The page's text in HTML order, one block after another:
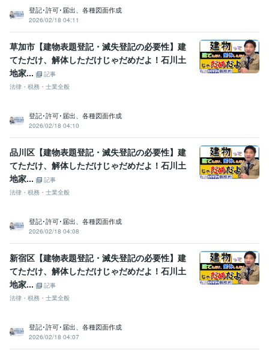
登記･許可･届出、各種図面作成
2026/02/18 04:11
草加市【建物表題登記・滅失登記の必要性】建
てただけ、解体しただけじゃだめだよ！石川土
地家...
記事
法律・税務・士業全般
登記･許可･届出、各種図面作成
2026/02/18 04:10
品川区【建物表題登記・滅失登記の必要性】建
てただけ、解体しただけじゃだめだよ！石川土
地家...
記事
法律・税務・士業全般
登記･許可･届出、各種図面作成
2026/02/18 04:08
新宿区【建物表題登記・滅失登記の必要性】建
てただけ、解体しただけじゃだめだよ！石川土
地家...
記事
法律・税務・士業全般
登記･許可･届出、各種図面作成
2026/02/18 04:07